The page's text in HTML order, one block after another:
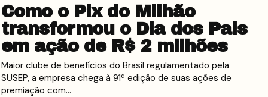
Como o Pix do Milhão
transformou o Dia dos Pais
em ação de R$ 2 milhões
Maior clube de benefícios do Brasil regulamentado pela
SUSEP, a empresa chega à 91ª edição de suas ações de
premiação com…